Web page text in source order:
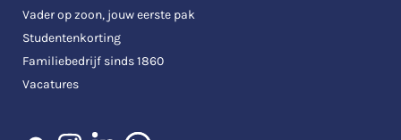
Vader op zoon, jouw eerste pak
Studentenkorting
Familiebedrijf sinds 1860
Vacatures